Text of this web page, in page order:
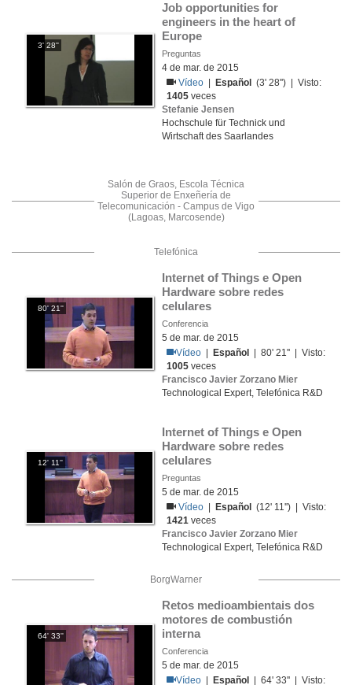
3' 28''
Job opportunities for
engineers in the heart of
Europe
Preguntas
4 de mar. de 2015
Vídeo
Español
(3' 28'') | Visto:
1405 veces
Stefanie Jensen
Hochschule für Technick und
Wirtschaft des Saarlandes
Salón de Graos, Escola Técnica
Superior de Enxeñería de
Telecomunicación - Campus de Vigo
(Lagoas, Marcosende)
Telefónica
80' 21''
Internet of Things e Open
Hardware sobre redes
celulares
Conferencia
5 de mar. de 2015
Vídeo
Español
| 80' 21'' | Visto:
1005 veces
Francisco Javier Zorzano Mier
Technological Expert, Telefónica R&D
12' 11''
Internet of Things e Open
Hardware sobre redes
celulares
Preguntas
5 de mar. de 2015
Vídeo
Español
(12' 11'') | Visto:
1421 veces
Francisco Javier Zorzano Mier
Technological Expert, Telefónica R&D
BorgWarner
64' 33''
Retos medioambientais dos
motores de combustión
interna
Conferencia
5 de mar. de 2015
Vídeo
Español | 64' 33'' | Visto: